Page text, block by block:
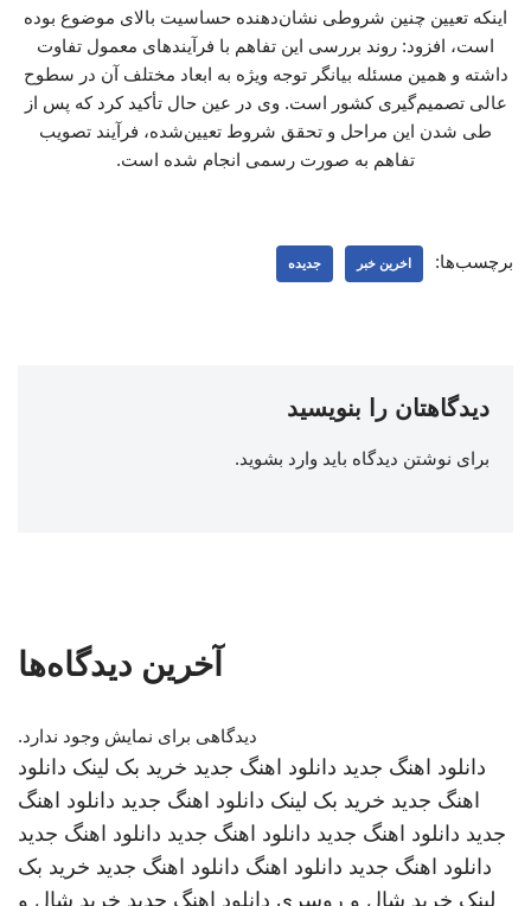
اینکه تعیین چنین شروطی نشان‌دهنده حساسیت بالای موضوع بوده
است، افزود: روند بررسی این تفاهم با فرآیندهای معمول تفاوت
داشته و همین مسئله بیانگر توجه ویژه به ابعاد مختلف آن در سطوح
عالی تصمیم‌گیری کشور است. وی در عین حال تأکید کرد که پس از
طی شدن این مراحل و تحقق شروط تعیین‌شده، فرآیند تصویب
تفاهم به صورت رسمی انجام شده است.
برچسب‌ها: اخرین خبر جدیده
دیدگاهتان را بنویسید
برای نوشتن دیدگاه باید وارد بشوید.
آخرین دیدگاه‌ها
دیدگاهی برای نمایش وجود ندارد.
دانلود اهنگ جدید دانلود اهنگ جدید خرید بک لینک دانلود
اهنگ جدید خرید بک لینک دانلود اهنگ جدید دانلود اهنگ
جدید دانلود اهنگ جدید دانلود اهنگ جدید دانلود اهنگ جدید
دانلود اهنگ جدید دانلود اهنگ دانلود اهنگ جدید خرید بک
لینک خرید شال و روسری دانلود اهنگ جدید خرید شال و